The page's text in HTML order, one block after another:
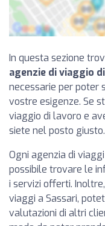
In questa sezione
agenzie di viaggio
necessarie per poter
vostre esigenze. Se
viaggio di lavoro e
siete nel posto giusto.
Ogni agenzia di
possibile trovare le
i servizi offerti.
viaggi a Sassari,
valutazioni di altri